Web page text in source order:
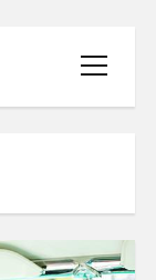
menüyü
aç